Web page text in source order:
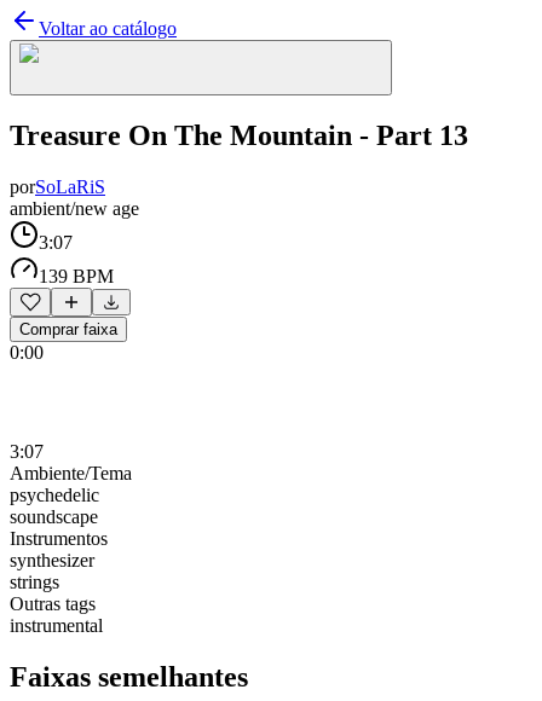
Voltar ao catálogo
Treasure On The Mountain - Part 13
porSoLaRiS
ambient/new age
3:07
139 BPM
Comprar faixa
0:00
3:07
Ambiente/Tema
psychedelic
soundscape
Instrumentos
synthesizer
strings
Outras tags
instrumental
Faixas semelhantes